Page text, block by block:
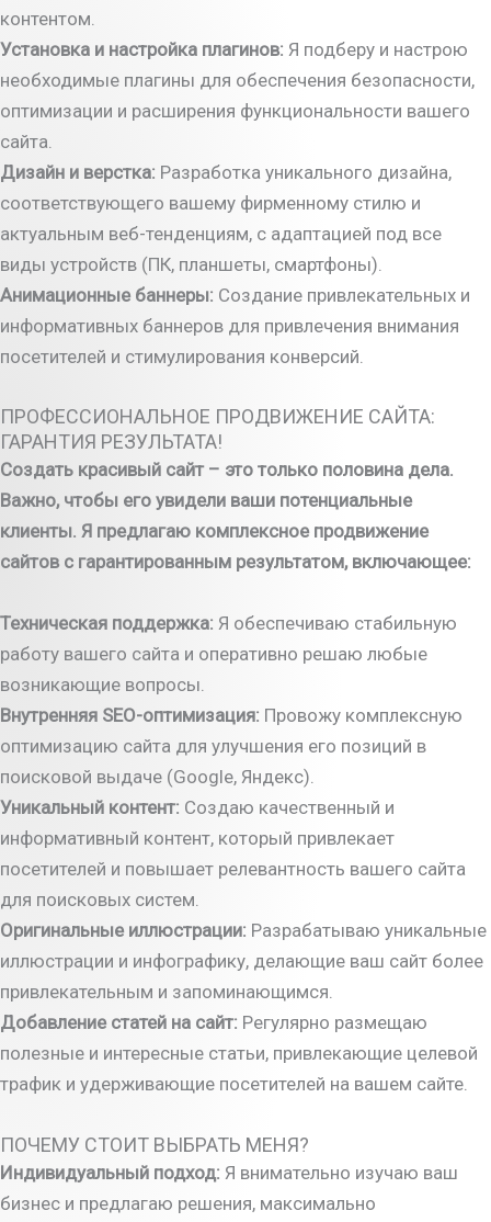
контентом.
Установка и настройка плагинов: Я подберу и настрою
необходимые плагины для обеспечения безопасности,
оптимизации и расширения функциональности вашего
сайта.
Дизайн и верстка: Разработка уникального дизайна,
соответствующего вашему фирменному стилю и
актуальным веб-тенденциям, с адаптацией под все
виды устройств (ПК, планшеты, смартфоны).
Анимационные баннеры: Создание привлекательных и
информативных баннеров для привлечения внимания
посетителей и стимулирования конверсий.
ПРОФЕССИОНАЛЬНОЕ ПРОДВИЖЕНИЕ САЙТА:
ГАРАНТИЯ РЕЗУЛЬТАТА!
Создать красивый сайт – это только половина дела.
Важно, чтобы его увидели ваши потенциальные
клиенты. Я предлагаю комплексное продвижение
сайтов с гарантированным результатом, включающее:
Техническая поддержка: Я обеспечиваю стабильную
работу вашего сайта и оперативно решаю любые
возникающие вопросы.
Внутренняя SEO-оптимизация: Провожу комплексную
оптимизацию сайта для улучшения его позиций в
поисковой выдаче (Google, Яндекс).
Уникальный контент: Создаю качественный и
информативный контент, который привлекает
посетителей и повышает релевантность вашего сайта
для поисковых систем.
Оригинальные иллюстрации: Разрабатываю уникальные
иллюстрации и инфографику, делающие ваш сайт более
привлекательным и запоминающимся.
Добавление статей на сайт: Регулярно размещаю
полезные и интересные статьи, привлекающие целевой
трафик и удерживающие посетителей на вашем сайте.
ПОЧЕМУ СТОИТ ВЫБРАТЬ МЕНЯ?
Индивидуальный подход: Я внимательно изучаю ваш
бизнес и предлагаю решения, максимально